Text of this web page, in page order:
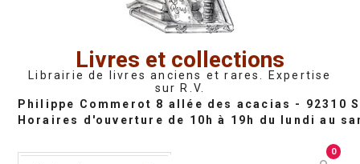
Livres et collections
Librairie de livres anciens et rares. Expertise
sur R.V.
0